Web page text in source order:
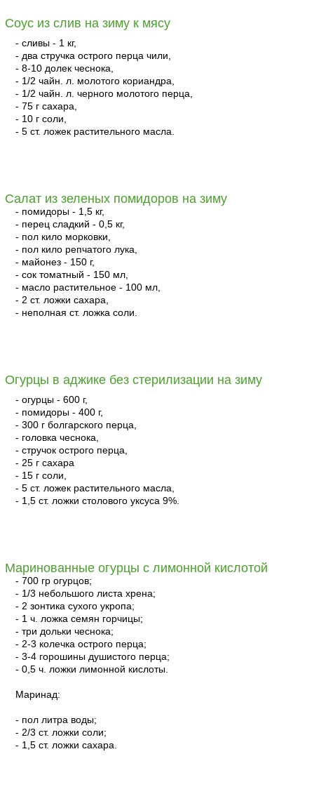
Соус из слив на зиму к мясу
- сливы - 1 кг,
- два стручка острого перца чили,
- 8-10 долек чеснока,
- 1/2 чайн. л. молотого кориандра,
- 1/2 чайн. л. черного молотого перца,
- 75 г сахара,
- 10 г соли,
- 5 ст. ложек растительного масла.
Салат из зеленых помидоров на зиму
- помидоры - 1,5 кг,
- перец сладкий - 0,5 кг,
- пол кило морковки,
- пол кило репчатого лука,
- майонез - 150 г,
- сок томатный - 150 мл,
- масло растительное - 100 мл,
- 2 ст. ложки сахара,
- неполная ст. ложка соли.
Огурцы в аджике без стерилизации на зиму
- огурцы - 600 г,
- помидоры - 400 г,
- 300 г болгарского перца,
- головка чеснока,
- стручок острого перца,
- 25 г сахара
- 15 г соли,
- 5 ст. ложек растительного масла,
- 1,5 ст. ложки столового уксуса 9%.
Маринованные огурцы с лимонной кислотой
- 700 гр огурцов;
- 1/3 небольшого листа хрена;
- 2 зонтика сухого укропа;
- 1 ч. ложка семян горчицы;
- три дольки чеснока;
- 2-3 колечка острого перца;
- 3-4 горошины душистого перца;
- 0,5 ч. ложки лимонной кислоты.
Маринад:
- пол литра воды;
- 2/3 ст. ложки соли;
- 1,5 ст. ложки сахара.